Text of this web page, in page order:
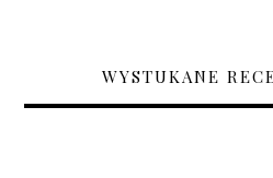
WYSTUKANE